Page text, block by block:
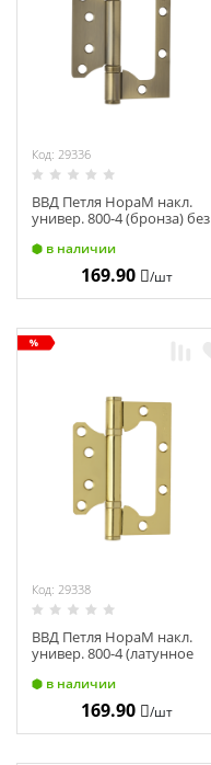
Код: 29336
ВВД Петля НораМ накл.
универ. 800-4 (бронза) без
в наличии
169.90 /шт
Код: 29338
ВВД Петля НораМ накл.
универ. 800-4 (латунное
(100х75х2,5) 14527
в наличии
169.90 /шт